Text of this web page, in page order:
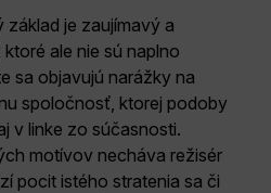
je zaujímavý a
ale nie sú naplno
sa objavujú narážky na
spoločnosť, ktorej podoby
v linke zo súčasnosti.
motívov necháva režisér
pocit istého stratenia sa či